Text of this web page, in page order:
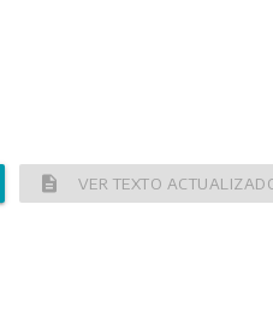
description VER TEXTO